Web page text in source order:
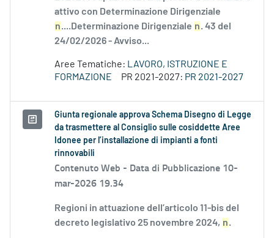
attivo con Determinazione Dirigenziale
n....Determinazione Dirigenziale n. 43 del
24/02/2026 - Avviso...
Aree Tematiche: LAVORO, ISTRUZIONE E
FORMAZIONE
PR 2021-2027: PR 2021-2027
Giunta regionale approva Schema Disegno di Legge
da trasmettere al Consiglio sulle cosiddette Aree
Idonee per l’installazione di impianti a fonti
rinnovabili
Contenuto Web - Data di Pubblicazione 10-
mar-2026 19.34
Regioni in attuazione dell’articolo 11-bis del
decreto legislativo 25 novembre 2024, n.